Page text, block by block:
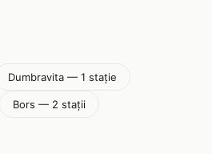
Dumbravita — 1 stație
Bors — 2 stații